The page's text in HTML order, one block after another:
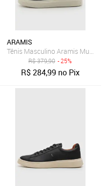
ARAMIS
Tênis Masculino Aramis Multi
R$379,90 - 25%
R$284,99 no Pix